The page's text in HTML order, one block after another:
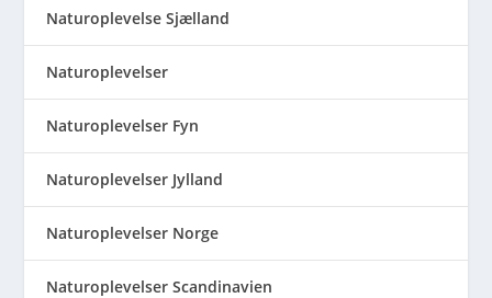
Naturoplevelse Sjælland
Naturoplevelser
Naturoplevelser Fyn
Naturoplevelser Jylland
Naturoplevelser Norge
Naturoplevelser Scandinavien